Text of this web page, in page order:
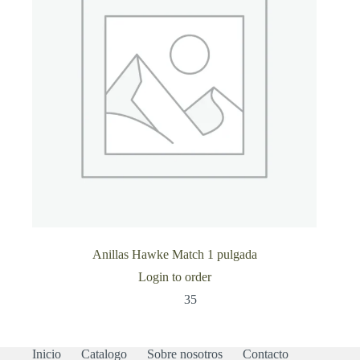
Anillas Hawke Match 1 pulgada
Login to order
35
Inicio Catalogo Sobre nosotros Contacto